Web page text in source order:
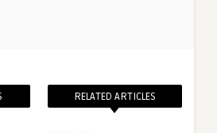
RELATED ARTICLES